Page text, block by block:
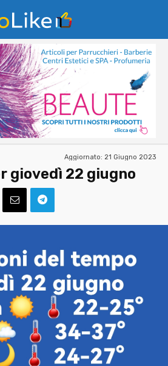
Aggiornato: 21 Giugno 2023
giovedì 22 giugno